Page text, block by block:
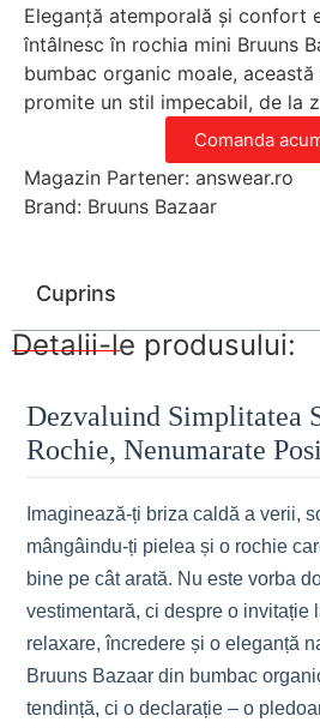
Eleganță atemporală și confort
întâlnesc în rochia mini Bruuns
bumbac organic moale,
promite un stil impecabil, de la
Comanda
Magazin Partener: answear.ro
Brand: Bruuns Bazaar
Cuprins
Detalii-le produsului:
Dezvaluind Simplitatea
Rochie, Nenumarate
Imaginează-ți briza caldă a verii,
mângâindu-ți pielea și o rochie
bine pe cât arată. Nu este vorba
vestimentară, ci despre o invitație
relaxare, încredere și o eleganță
Bruuns Bazaar din bumbac
tendință, ci o declarație – o